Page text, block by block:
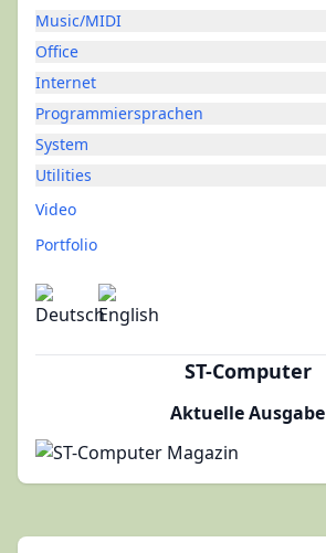
Music/MIDI
Office
Internet
Programmiersprachen
System
Utilities
Video
Portfolio
ST-Computer
Aktuelle Ausgabe